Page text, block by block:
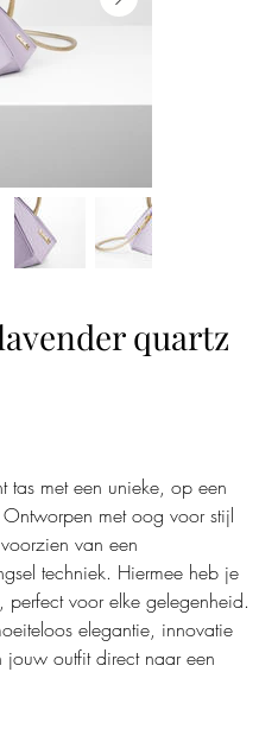
quartz
tas met een unieke, op een
met oog voor stijl
van een
techniek. Hiermee heb je
voor elke gelegenheid.
elegantie, innovatie
outfit direct naar een